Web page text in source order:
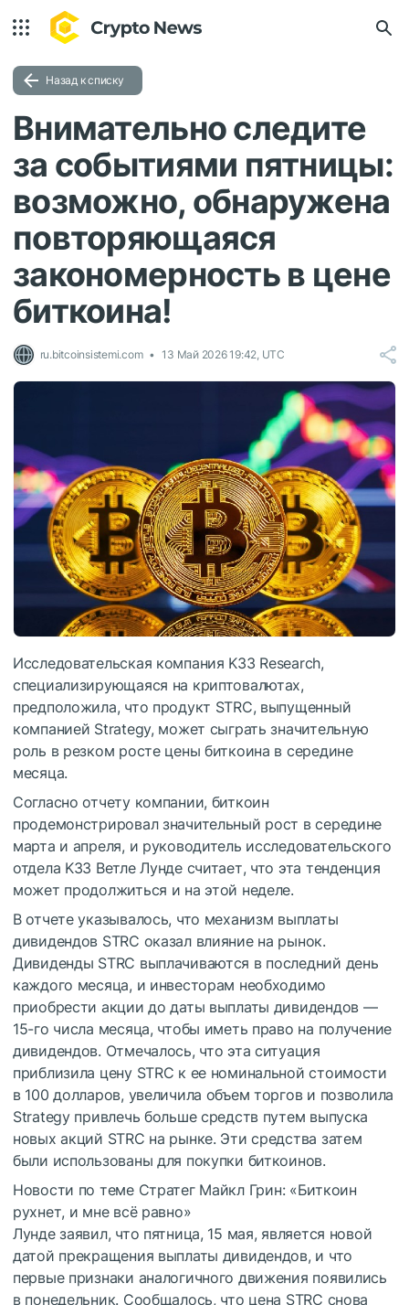
Назад к списку
Внимательно следите
за событиями пятницы:
возможно, обнаружена
повторяющаяся
закономерность в цене
биткоина!
ru.bitcoinsistemi.com 13 Май 2026 19:42, UTC
Исследовательская компания K33 Research,
специализирующаяся на криптовалютах,
предположила, что продукт STRC, выпущенный
компанией Strategy, может сыграть значительную
роль в резком росте цены биткоина в середине
месяца.
Согласно отчету компании, биткоин
продемонстрировал значительный рост в середине
марта и апреля, и руководитель исследовательского
отдела K33 Ветле Лунде считает, что эта тенденция
может продолжиться и на этой неделе.
В отчете указывалось, что механизм выплаты
дивидендов STRC оказал влияние на рынок.
Дивиденды STRC выплачиваются в последний день
каждого месяца, и инвесторам необходимо
приобрести акции до даты выплаты дивидендов —
15-го числа месяца, чтобы иметь право на получение
дивидендов. Отмечалось, что эта ситуация
приблизила цену STRC к ее номинальной стоимости
в 100 долларов, увеличила объем торгов и позволила
Strategy привлечь больше средств путем выпуска
новых акций STRC на рынке. Эти средства затем
были использованы для покупки биткоинов.
Новости по теме Стратег Майкл Грин: «Биткоин
рухнет, и мне всё равно»
Лунде заявил, что пятница, 15 мая, является новой
датой прекращения выплаты дивидендов, и что
первые признаки аналогичного движения появились
в понедельник. Сообщалось, что цена STRC снова